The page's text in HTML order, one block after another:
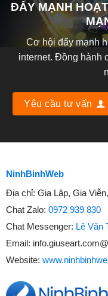
ĐẨY MẠNH
Cơ hội đẩy mạnh
internet. Đồng hành
Yêu cầu tư vấn
NinhBinhWeb
Địa chỉ: Gia Lập, Gia
Chat Zalo: 0972 939 830
Chat Messenger: Lê Văn
Email:
Website: